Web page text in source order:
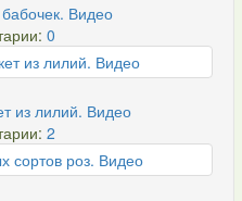
Видео
0
из лилий. Видео
2